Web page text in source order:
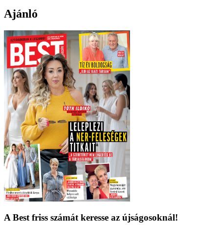
Ajánló
A Best friss számát keresse az újságosoknál!